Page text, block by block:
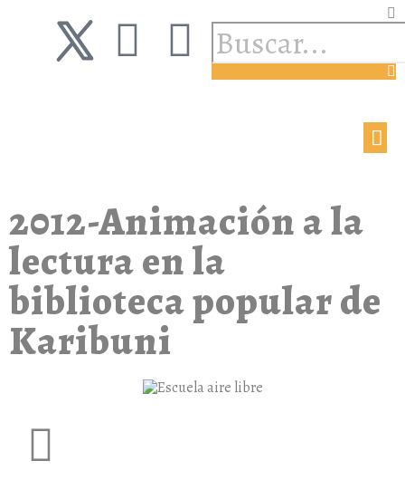
2012-Animación a la
lectura en la
biblioteca popular de
Karibuni